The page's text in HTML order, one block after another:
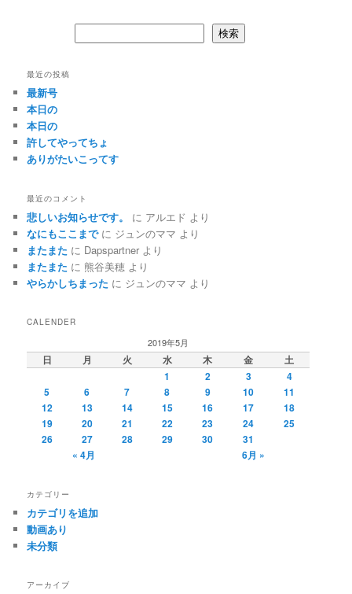
検索
最近の投稿
最新号
本日の
本日の
許してやってちょ
ありがたいこってす
最近のコメント
悲しいお知らせです。 に アルエド より
なにもここまでに ジュンのママ より
またまた に Dapspartner より
またまた に 熊谷美穂 より
やらかしちまった に ジュンのママ より
CALENDER
2019年5月
日 月 火 水 木 金
土
1
2 3
4
5
6 7 8 9 10
11
12
13 14 15 16 17
18
19
20 21 22 23 24
25
26
27 28 29 30
31
« 4月
6月 »
カテゴリー
カテゴリを追加
動画あり
未分類
アーカイブ